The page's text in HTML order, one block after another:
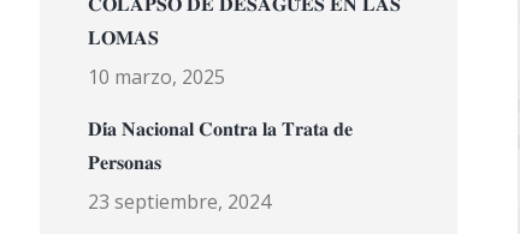
𝐋𝐎𝐌𝐀𝐒
10 marzo, 2025
𝐃𝐢́𝐚 𝐍𝐚𝐜𝐢𝐨𝐧𝐚𝐥 𝐂𝐨𝐧𝐭𝐫𝐚 𝐥𝐚 𝐓𝐫𝐚𝐭𝐚 𝐝𝐞
𝐏𝐞𝐫𝐬𝐨𝐧𝐚𝐬
23 septiembre, 2024